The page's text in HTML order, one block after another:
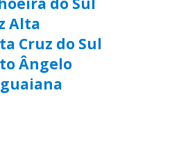
Alta
Cruz do Sul
Ângelo